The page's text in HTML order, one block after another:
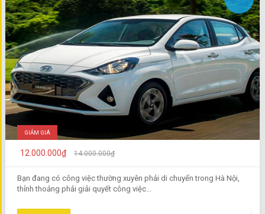
GIẢM GIÁ
12.000.000₫ 14.000.000₫
Bạn đang có công việc thường xuyên phải di chuyển trong Hà Nội,
thỉnh thoảng phải giải quyết công việc...